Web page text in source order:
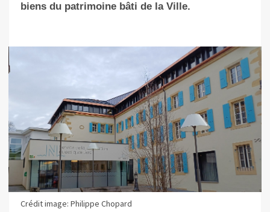
biens du patrimoine bâti de la Ville.
Crédit image: Philippe Chopard